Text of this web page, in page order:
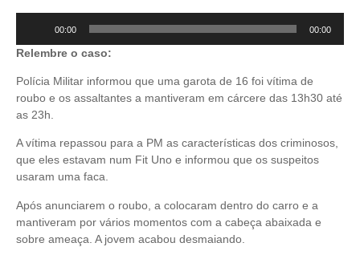
áudio
00:00 00:00
Relembre o caso:
Polícia Militar informou que uma garota de 16 foi vítima de
roubo e os assaltantes a mantiveram em cárcere das 13h30 até
as 23h.
A vítima repassou para a PM as características dos criminosos,
que eles estavam num Fit Uno e informou que os suspeitos
usaram uma faca.
Após anunciarem o roubo, a colocaram dentro do carro e a
mantiveram por vários momentos com a cabeça abaixada e
sobre ameaça. A jovem acabou desmaiando.